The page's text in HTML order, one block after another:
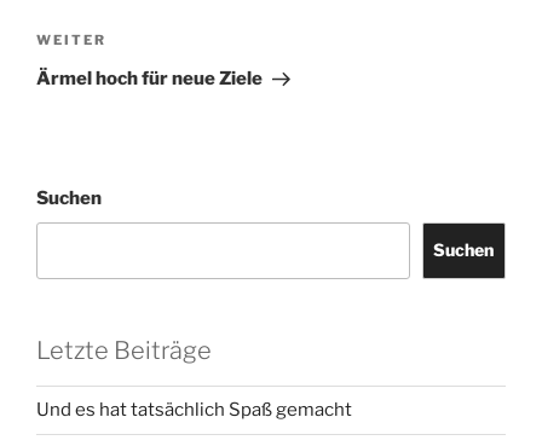
Nächster
Beitrag
WEITER
Ärmel hoch für neue Ziele
Suchen
Suchen
Letzte Beiträge
Und es hat tatsächlich Spaß gemacht